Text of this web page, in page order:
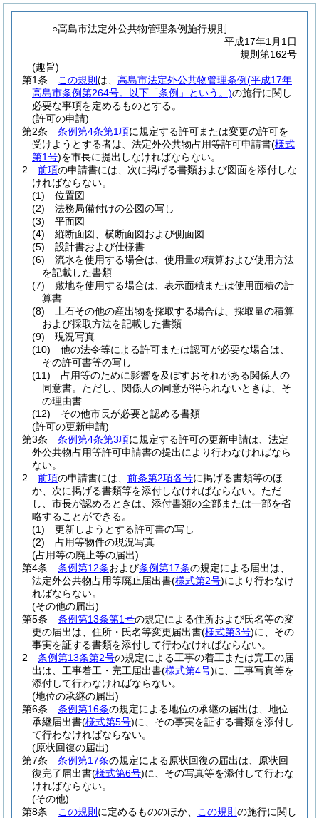
○高島市法定外公共物管理条例施行規則
平成17年1月1日
規則第162号
(趣旨)
第1条
この規則 は、 高島市法定外公共物管理条例(平成17年
高島市条例第264号。以下「条例」という。)の施行に関し
必要な事項を定めるものとする。
(許可の申請)
第2条
条例第4条第1項に規定する許可または変更の許可を
受けようとする者は、法定外公共物占用等許可申請書(様式
第1号)を市長に提出しなければならない。
2
前項の申請書には、次に掲げる書類および図面を添付しな
ければならない。
(1)
位置図
(2)
法務局備付けの公図の写し
(3)
平面図
(4)
縦断面図、横断面図および側面図
(5)
設計書および仕様書
(6)
流水を使用する場合は、使用量の積算および使用方法
を記載した書類
(7)
敷地を使用する場合は、表示面積または使用面積の計
算書
(8)
土石その他の産出物を採取する場合は、採取量の積算
および採取方法を記載した書類
(9)
現況写真
(10)
他の法令等による許可または認可が必要な場合は、
その許可書等の写し
(11)
占用等のために影響を及ぼすおそれがある関係人の
同意書。 ただし、関係人の同意が得られないときは、そ
の理由書
(12)
その他市長が必要と認める書類
(許可の更新申請)
第3条
条例第4条第3項に規定する許可の更新申請は、法定
外公共物占用等許可申請書の提出により行わなければなら
ない。
2
前項の申請書には、 前条第2項各号に掲げる書類等のほ
か、次に掲げる書類等を添付しなければならない。 ただ
し、市長が認めるときは、添付書類の全部または一部を省
略することができる。
(1)
更新しようとする許可書の写し
(2)
占用等物件の現況写真
(占用等の廃止等の届出)
第4条
条例第12条および条例第17条の規定による届出は、
法定外公共物占用等廃止届出書(様式第2号)により行わなけ
ればならない。
(その他の届出)
第5条
条例第13条第1号の規定による住所および氏名等の変
更の届出は、住所・氏名等変更届出書(様式第3号)に、その
事実を証する書類を添付して行わなければならない。
2
条例第13条第2号の規定による工事の着工または完工の届
出は、工事着工・完工届出書(様式第4号)に、工事写真等を
添付して行わなければならない。
(地位の承継の届出)
第6条
条例第16条の規定による地位の承継の届出は、地位
承継届出書(様式第5号)に、その事実を証する書類を添付し
て行わなければならない。
(原状回復の届出)
第7条
条例第17条の規定による原状回復の届出は、原状回
復完了届出書(様式第6号)に、その写真等を添付して行わな
ければならない。
(その他)
第8条
この規則 に定めるもののほか、 この規則 の施行に関し